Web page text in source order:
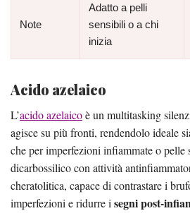
Note
Adatto a pelli
sensibili o a chi
inizia
Acido azelaico
L’acido azelaicoè un multitasking
agisce su più fronti, rendendolo ideale
che per imperfezioni infiammate o pelle
dicarbossilico con attività
cheratolitica, capace di contrastare i
imperfezioni e ridurre i segni post-